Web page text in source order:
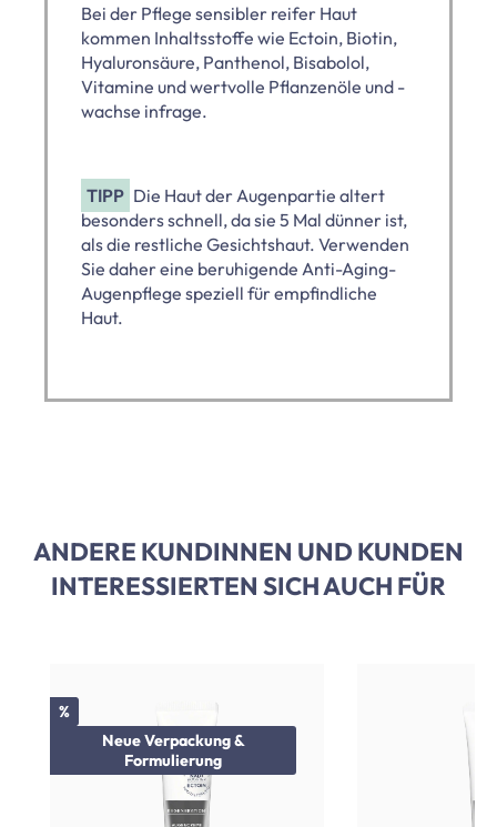
Bei der Pflege sensibler reifer Haut
kommen Inhaltsstoffe wie Ectoin, Biotin,
Hyaluronsäure, Panthenol, Bisabolol,
Vitamine und wertvolle Pflanzenöle und -
wachse infrage.
TIPP Die Haut der Augenpartie altert
besonders schnell, da sie 5 Mal dünner ist,
als die restliche Gesichtshaut. Verwenden
Sie daher eine beruhigende Anti-Aging-
Augenpflege speziell für empfindliche
Haut.
ANDERE KUNDINNEN UND KUNDEN
INTERESSIERTEN SICH AUCH FÜR
Rabatt
%
Neue Verpackung &
Formulierung